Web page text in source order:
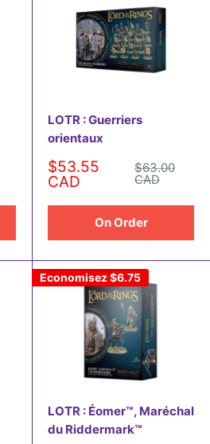
LOTR : Guerriers
orientaux
Prix
réduit
$53.55
CAD
Prix
normal
$63.00
CAD
On Order
Economisez$6.75
LOTR : Éomer™, Maréchal
du Riddermark™